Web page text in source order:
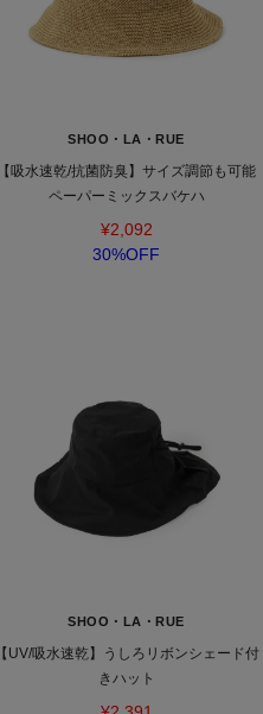
SHOO・LA・RUE
【吸水速乾/抗菌防臭】サイズ調節も可能
ペーパーミックスバケハ
¥2,092
30%OFF
SHOO・LA・RUE
【UV/吸水速乾】うしろリボンシェード付
きハット